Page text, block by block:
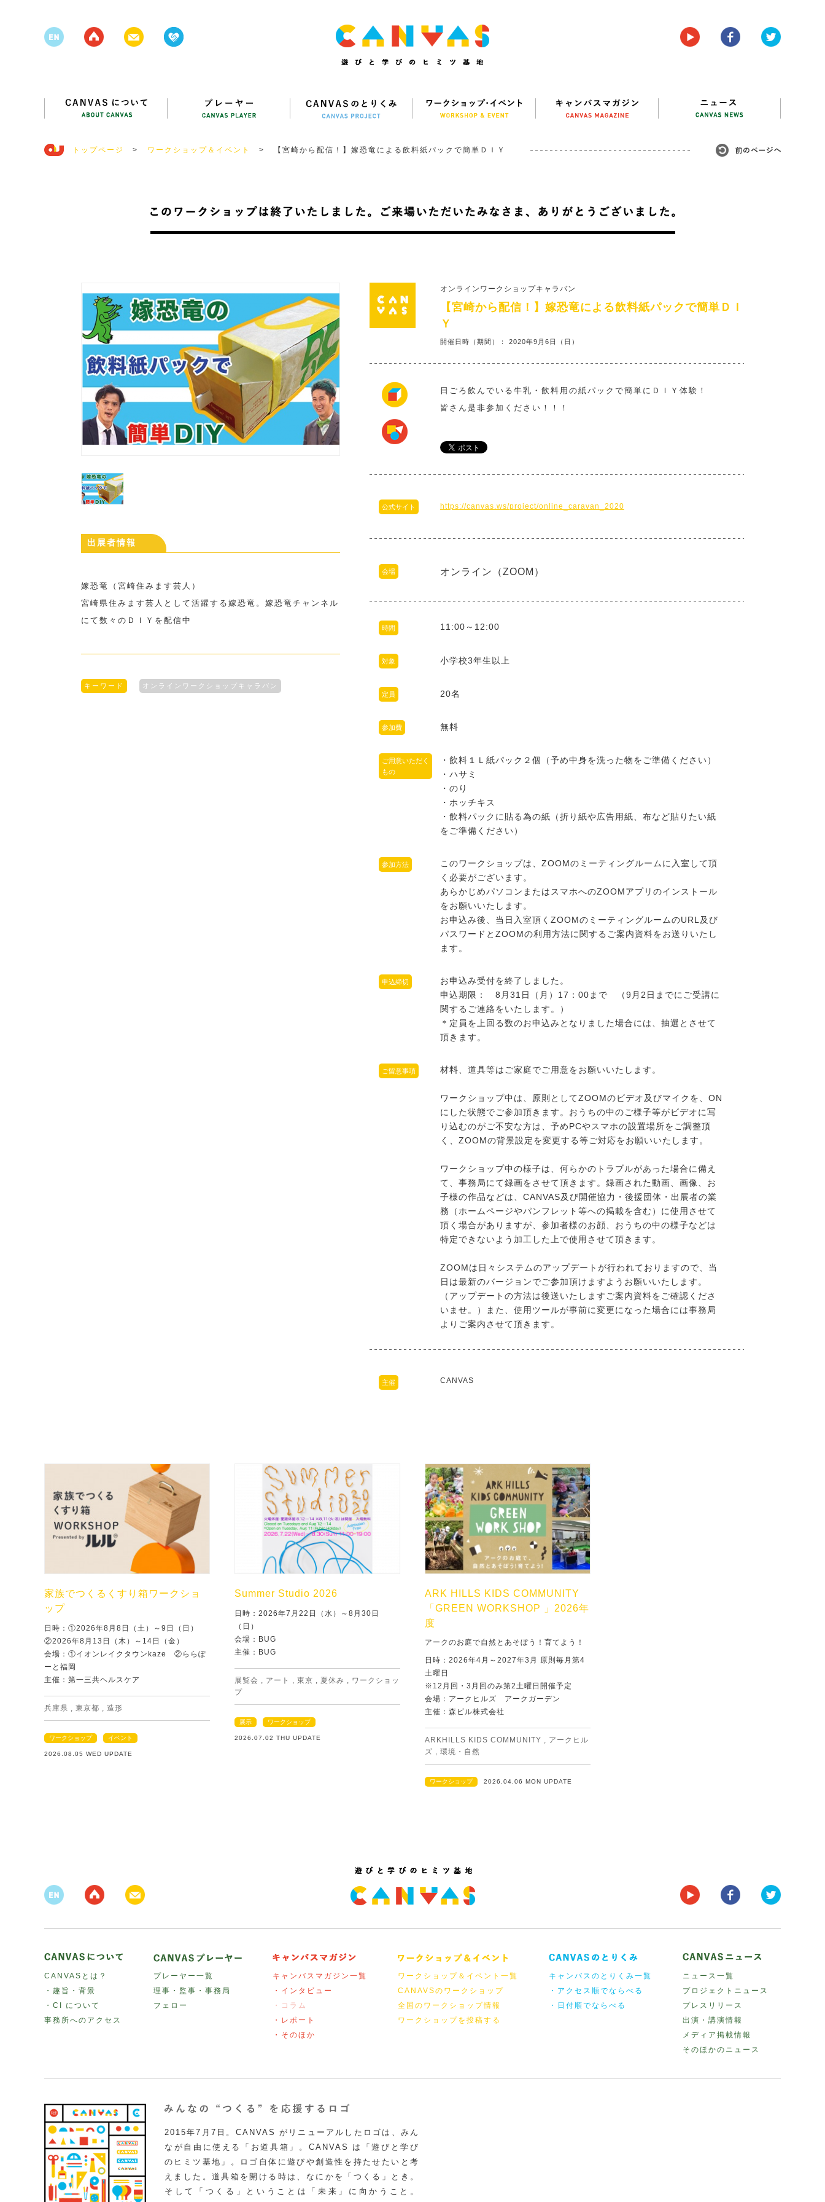
トップページ > ワークショップ＆イベント > 【宮崎から配信！】嫁恐竜による飲料紙パックで簡単ＤＩＹ
出展者情報
嫁恐竜（宮崎住みます芸人）
宮崎県住みます芸人として活躍する嫁恐竜。嫁恐竜チャンネル
にて数々のＤＩＹを配信中
キーワード オンラインワークショップキャラバン
オンラインワークショップキャラバン
【宮崎から配信！】嫁恐竜による飲料紙パックで簡単ＤＩ
Ｙ
開催日時（期間）： 2020年9月6日（日）
日ごろ飲んでいる牛乳・飲料用の紙パックで簡単にＤＩＹ体験！
皆さん是非参加ください！！！
公式サイト https://canvas.ws/project/online_caravan_2020
会場 オンライン（ZOOM）
時間 11:00～12:00
対象 小学校3年生以上
定員 20名
参加費 無料
ご用意いただく
もの
・飲料１Ｌ紙パック２個（予め中身を洗った物をご準備ください）
・ハサミ
・のり
・ホッチキス
・飲料パックに貼る為の紙（折り紙や広告用紙、布など貼りたい紙
をご準備ください）
参加方法
このワークショップは、ZOOMのミーティングルームに入室して頂
く必要がございます。
あらかじめパソコンまたはスマホへのZOOMアプリのインストール
をお願いいたします。
お申込み後、当日入室頂くZOOMのミーティングルームのURL及び
パスワードとZOOMの利用方法に関するご案内資料をお送りいたし
ます。
申込締切
お申込み受付を終了しました。
申込期限： 8月31日（月）17：00まで （9月2日までにご受講に
関するご連絡をいたします。）
＊定員を上回る数のお申込みとなりました場合には、抽選とさせて
頂きます。
ご留意事項 材料、道具等はご家庭でご用意をお願いいたします。
ワークショップ中は、原則としてZOOMのビデオ及びマイクを、ON
にした状態でご参加頂きます。おうちの中のご様子等がビデオに写
り込むのがご不安な方は、予めPCやスマホの設置場所をご調整頂
く、ZOOMの背景設定を変更する等ご対応をお願いいたします。
ワークショップ中の様子は、何らかのトラブルがあった場合に備え
て、事務局にて録画をさせて頂きます。録画された動画、画像、お
子様の作品などは、CANVAS及び開催協力・後援団体・出展者の業
務（ホームページやパンフレット等への掲載を含む）に使用させて
頂く場合がありますが、参加者様のお顔、おうちの中の様子などは
特定できないよう加工した上で使用させて頂きます。
ZOOMは日々システムのアップデートが行われておりますので、当
日は最新のバージョンでご参加頂けますようお願いいたします。
（アップデートの方法は後送いたしますご案内資料をご確認くださ
いませ。）また、使用ツールが事前に変更になった場合には事務局
よりご案内させて頂きます。
主催 CANVAS
家族でつくるくすり箱ワークショ
ップ
日時：①2026年8月8日（土）～9日（日）
②2026年8月13日（木）～14日（金）
会場：①イオンレイクタウンkaze ②ららぽ
ーと福岡
主催：第一三共ヘルスケア
兵庫県 東京都 造形
ワークショップ イベント
2026.08.05 WED UPDATE
Summer Studio 2026
日時：2026年7月22日（水）～8月30日
（日）
会場：BUG
主催：BUG
展覧会 アート 東京 夏休み
ワークショッ
プ
展示 ワークショップ
2026.07.02 THU UPDATE
ARK HILLS KIDS COMMUNITY
「GREEN WORKSHOP 」2026年
度
アークのお庭で自然とあそぼう！育てよう！
日時：2026年4月～2027年3月 原則毎月第4
土曜日
※12月回・3月回のみ第2土曜日開催予定
会場：アークヒルズ アークガーデン
主催：森ビル株式会社
ARKHILLS KIDS COMMUNITY
アークヒル
ズ
環境・自然
ワークショップ 2026.04.06 MON UPDATE
CANVASとは？
・趣旨・背景
・CI について
事務所へのアクセス
プレーヤー一覧
理事・監事・事務局
フェロー
キャンバスマガジン一覧
・インタビュー
・コラム
・レポート
・そのほか
ワークショップ＆イベント一覧
CANAVSのワークショップ
全国のワークショップ情報
ワークショップを投稿する
キャンバスのとりくみ一覧
・アクセス順でならべる
・日付順でならべる
ニュース一覧
プロジェクトニュース
プレスリリース
出演・講演情報
メディア掲載情報
そのほかのニュース
2015年7月7日。CANVAS がリニューアルしたロゴは、みん
なが自由に使える「お道具箱」。CANVAS は「遊びと学び
のヒミツ基地」。ロゴ自体に遊びや創造性を持たせたいと考
えました。道具箱を開ける時は、なにかを「つくる」とき。
そして「つくる」ということは「未来」に向かうこと。